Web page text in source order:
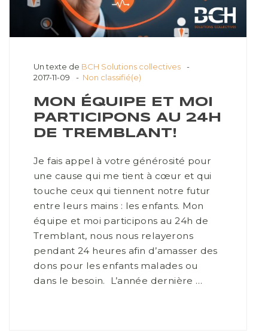
Un texte de BCH Solutions collectives
2017-11-09
Non classifié(e)
MON ÉQUIPE ET MOI
PARTICIPONS AU 24H
DE TREMBLANT!
Je fais appel à votre générosité pour
une cause qui me tient à cœur et qui
touche ceux qui tiennent notre futur
entre leurs mains : les enfants. Mon
équipe et moi participons au 24h de
Tremblant, nous nous relayerons
pendant 24 heures afin d’amasser des
dons pour les enfants malades ou
dans le besoin. L’année dernière …